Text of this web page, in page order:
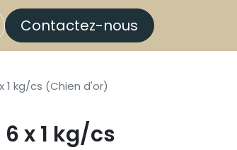
Contactez-nous
1 kg/cs (Chien d'or)
x 1 kg/cs